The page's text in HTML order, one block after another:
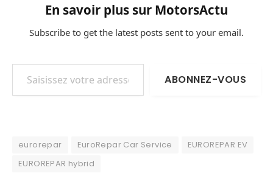
En savoir plus sur MotorsActu
Subscribe to get the latest posts sent to your email.
Saisissez votre adresse e-mail…
ABONNEZ-VOUS
eurorepar EuroRepar Car Service
EUROREPAR EV
EUROREPAR hybrid